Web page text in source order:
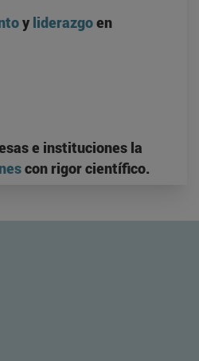
y liderazgoen
e instituciones la
con rigor científico.